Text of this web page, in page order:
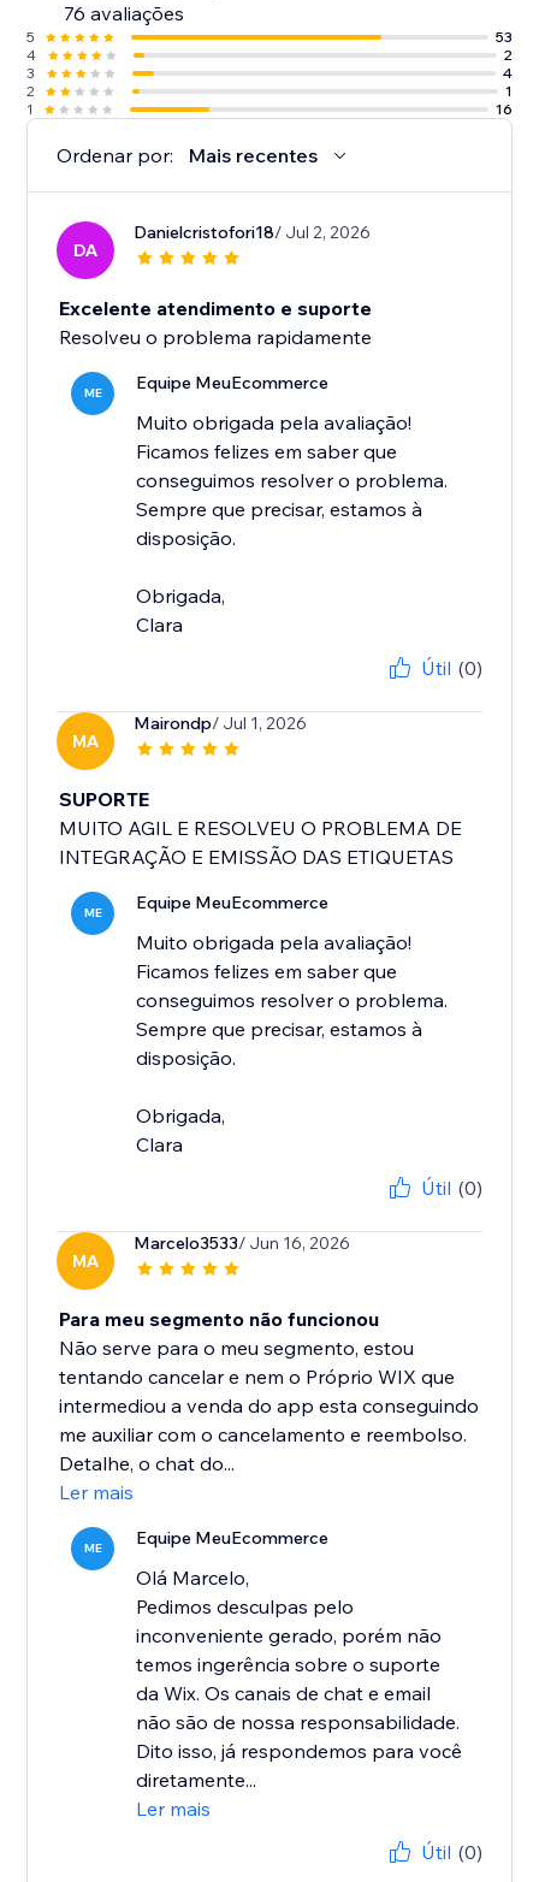
76 avaliações
5
53
4
2
3
4
2
1
1
16
Ordenar por: Mais recentes
DA
Danielcristofori18/ Jul 2, 2026
Excelente atendimento e suporte
Resolveu o problema rapidamente
ME Equipe MeuEcommerce
Muito obrigada pela avaliação!
Ficamos felizes em saber que
conseguimos resolver o problema.
Sempre que precisar, estamos à
disposição.
Obrigada,
Clara
Útil (0)
MA
Mairondp/ Jul 1, 2026
SUPORTE
MUITO AGIL E RESOLVEU O PROBLEMA DE
INTEGRAÇÃO E EMISSÃO DAS ETIQUETAS
ME Equipe MeuEcommerce
Muito obrigada pela avaliação!
Ficamos felizes em saber que
conseguimos resolver o problema.
Sempre que precisar, estamos à
disposição.
Obrigada,
Clara
Útil (0)
MA
Marcelo3533/ Jun 16, 2026
Para meu segmento não funcionou
Não serve para o meu segmento, estou
tentando cancelar e nem o Próprio WIX que
intermediou a venda do app esta conseguindo
me auxiliar com o cancelamento e reembolso.
Detalhe, o chat do...
Ler mais
ME Equipe MeuEcommerce
Olá Marcelo,
Pedimos desculpas pelo
inconveniente gerado, porém não
temos ingerência sobre o suporte
da Wix. Os canais de chat e email
não são de nossa responsabilidade.
Dito isso, já respondemos para você
diretamente...
Ler mais
Útil (0)